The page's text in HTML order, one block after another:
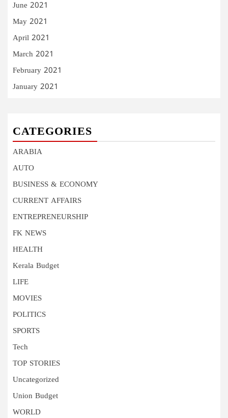
June 2021
May 2021
April 2021
March 2021
February 2021
January 2021
CATEGORIES
ARABIA
AUTO
BUSINESS & ECONOMY
CURRENT AFFAIRS
ENTREPRENEURSHIP
FK NEWS
HEALTH
Kerala Budget
LIFE
MOVIES
POLITICS
SPORTS
Tech
TOP STORIES
Uncategorized
Union Budget
WORLD